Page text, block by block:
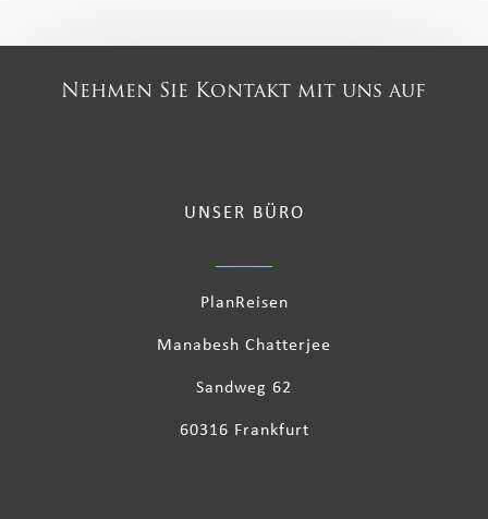
Nehmen Sie Kontakt mit uns auf
UNSER BÜRO
PlanReisen
Manabesh Chatterjee
Sandweg 62
60316 Frankfurt